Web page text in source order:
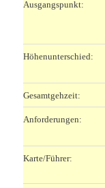
Ausgangspunkt:
Höhenunterschied:
Gesamtgehzeit:
Anforderungen:
Karte/Führer: